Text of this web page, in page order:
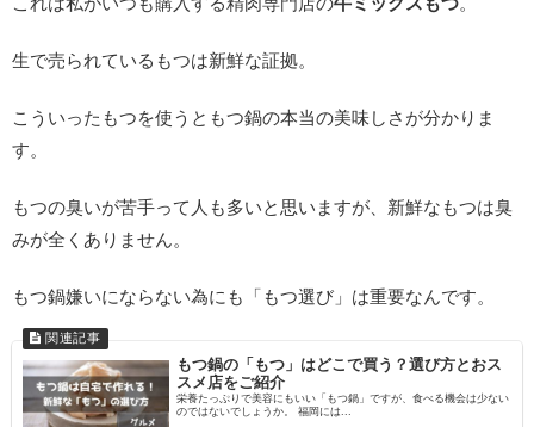
生で売られているもつは新鮮な証拠。
こういったもつを使うともつ鍋の本当の美味しさが分かりま
す。
もつの臭いが苦手って人も多いと思いますが、新鮮なもつは臭
みが全くありません。
もつ鍋嫌いにならない為にも「もつ選び」は重要なんです。
もつ鍋の「もつ」はどこで買う？選び方とおス
スメ店をご紹介
栄養たっぷりで美容にもいい「もつ鍋」ですが、食べる機会は少ない
のではないでしょうか。 福岡には...